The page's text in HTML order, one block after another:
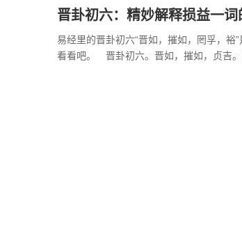
晋卦初六：精妙解释损益一词
易经里的晋卦初六“晋如，摧如，罔孚，
看看吧。 晋卦初六。晋如，摧如，贞吉。